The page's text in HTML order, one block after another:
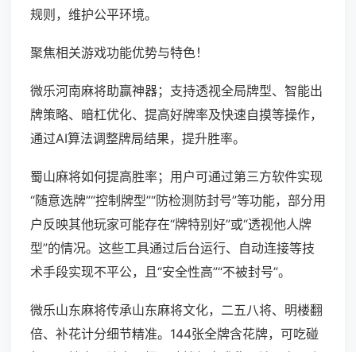
规则，维护公平环境。
聚焦相关游戏功能优势与特色！
微乐河南麻将助赢神器；支持透视全局牌型、智能出
牌策略、暗杠优化、提高好牌率及快速自摸等操作，
通过AI算法调整牌局结果，提升胜率。
蜀山麻将如何提高胜率；用户可通过第三方软件实现
“随意选牌”“控制牌型”“防检测防封号”等功能，部分用
户反映其他玩家可能存在“牌特别好”或“透视他人牌
型”的情况。这些工具通过后台运行、自动连接等技
术手段实现不平公，且“安全性高”“不被封号”。
微乐山东麻将传承山东麻将文化，二五八将、明楼翻
倍、补花计分细节精准。144张全牌含花牌，可吃碰